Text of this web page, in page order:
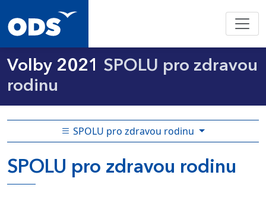
Volby 2021 SPOLU pro zdravou
rodinu
SPOLU pro zdravou rodinu
SPOLU pro zdravou rodinu